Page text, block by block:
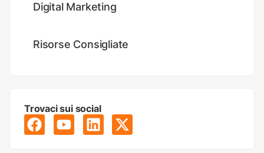
Digital Marketing
Risorse Consigliate
Trovaci sui social